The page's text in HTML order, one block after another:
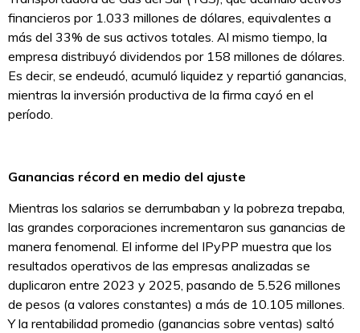
financieros por 1.033 millones de dólares, equivalentes a
más del 33% de sus activos totales. Al mismo tiempo, la
empresa distribuyó dividendos por 158 millones de dólares.
Es decir, se endeudó, acumuló liquidez y repartió ganancias,
mientras la inversión productiva de la firma cayó en el
período.
Ganancias récord en medio del ajuste
Mientras los salarios se derrumbaban y la pobreza trepaba,
las grandes corporaciones incrementaron sus ganancias de
manera fenomenal. El informe del IPyPP muestra que los
resultados operativos de las empresas analizadas se
duplicaron entre 2023 y 2025, pasando de 5.526 millones
de pesos (a valores constantes) a más de 10.105 millones.
Y la rentabilidad promedio (ganancias sobre ventas) saltó